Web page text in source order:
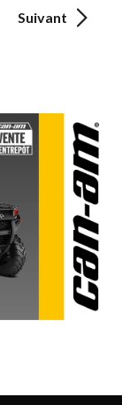
Suivant